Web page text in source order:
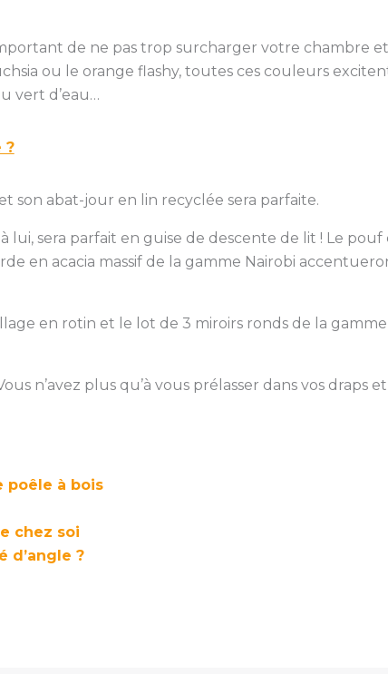
de ne pas trop surcharger votre chambre
ou le orange flashy, toutes ces couleurs
vert d’eau…
?
son abat-jour en lin recyclée sera parfaite.
lui, sera parfait en guise de descente de lit ! Le
en acacia massif de la gamme Nairobi
en rotin et le lot de 3 miroirs ronds de la
n’avez plus qu’à vous prélasser dans vos draps
poêle à bois
chez soi
d’angle ?